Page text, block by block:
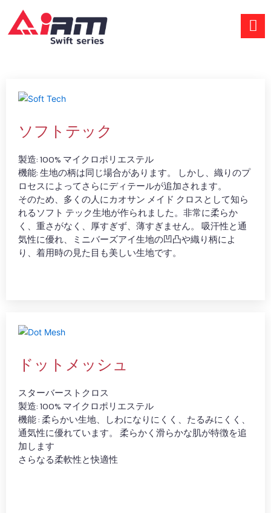
content
ソフトテック
製造: 100% マイクロポリエステル
機能: 生地の柄は同じ場合があります。 しかし、織りのプ
ロセスによってさらにディテールが追加されます。
そのため、多くの人にカオサン メイド クロスとして知ら
れるソフト テック生地が作られました。非常に柔らか
く、重さがなく、厚すぎず、薄すぎません。 吸汗性と通
気性に優れ、ミニバーズアイ生地の凹凸や織り柄によ
り、着用時の見た目も美しい生地です。
ドットメッシュ
スターバーストクロス
製造: 100% マイクロポリエステル
機能 : 柔らかい生地、しわになりにくく、たるみにくく、
通気性に優れています。 柔らかく滑らかな肌が特徴を追
加します
さらなる柔軟性と快適性